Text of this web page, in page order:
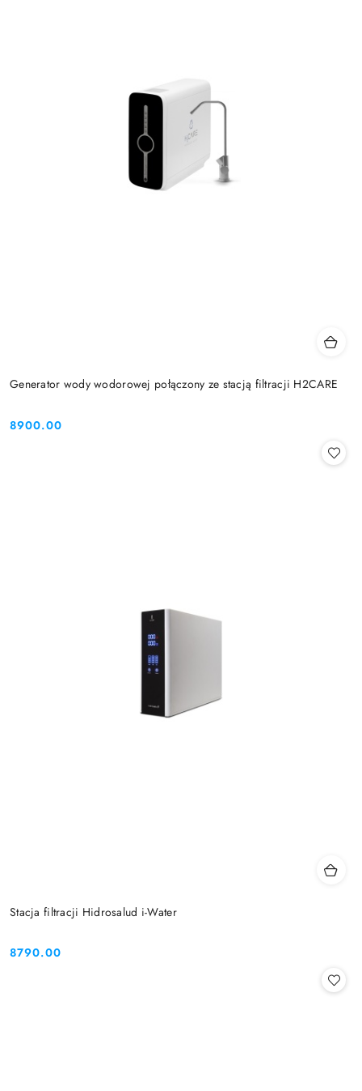
Generator wody wodorowej połączony ze stacją filtracji H2CARE
Cena:
8900.00
Stacja filtracji Hidrosalud i-Water
Cena:
8790.00